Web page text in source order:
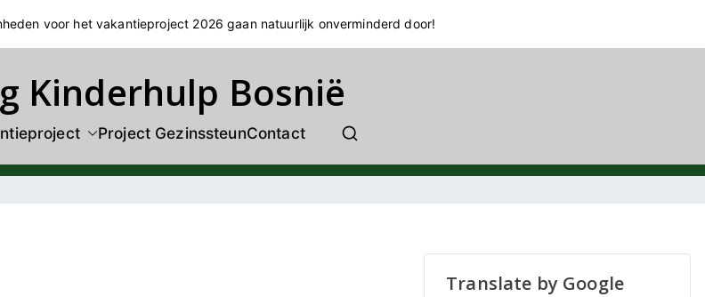
voor het vakantieproject 2026 gaan natuurlijk onverminderd door!
Kinderhulp Bosnië
Project GezinssteunContact
Translate by Google